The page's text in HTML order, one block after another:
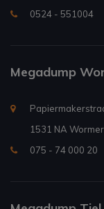
0524 - 551004
Megadump
1531 NA Wormer
075 - 74 000 20